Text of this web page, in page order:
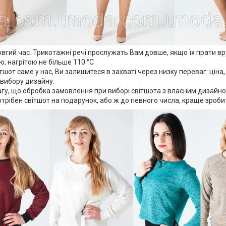
час. Трикотажні речі прослужать Вам довше, якщо їх прати
нагрітою не більше 110 °C
саме у нас, Ви залишитеся в захваті через низку переваг:
дизайну.
що обробка замовлення при виборі світшота з власним
світшот на подарунок, або ж до певного числа, краще